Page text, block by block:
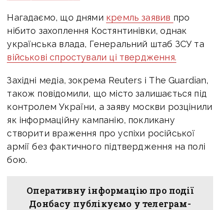
Нагадаємо, що днями кремль заявив про
нібито захоплення Костянтинівки, однак
українська влада, Генеральний штаб ЗСУ та
військові спростували ці твердження.
Західні медіа, зокрема Reuters і The Guardian,
також повідомили, що місто залишається під
контролем України, а заяву москви розцінили
як інформаційну кампанію, покликану
створити враження про успіхи російської
армії без фактичного підтвердження на полі
бою.
Оперативну інформацію про події
Донбасу публікуємо у телеграм-